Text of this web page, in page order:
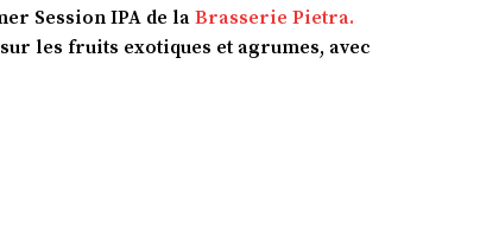
Session IPA de la Brasserie Pietra.
les fruits exotiques et agrumes, avec